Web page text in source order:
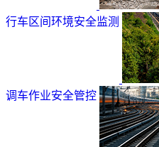
行车区间环境安全监测
调车作业安全管控